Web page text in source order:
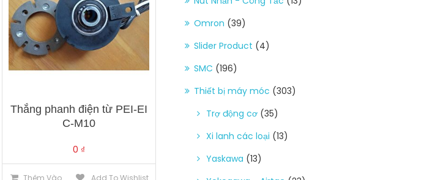
Thắng phanh điện từ PEI-EI
C-M10
0 ₫
Thêm Vào
Add To Wishlist
Omron (39)
Slider Product (4)
SMC (196)
Thiết bị máy móc (303)
Trợ động cơ (35)
Xi lanh các loại (13)
Yaskawa (13)